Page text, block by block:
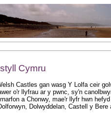
Cymru
Castles gan wasg Y Lolfa ceir
o'r llyfrau ar y pwnc, sy'n
a Chonwy, mae'r llyfr hwn
Dolwyddelan, Castell y Bere